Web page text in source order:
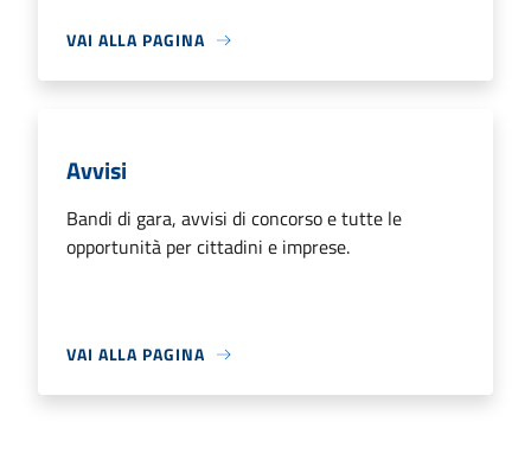
VAI ALLA PAGINA
Avvisi
Bandi di gara, avvisi di concorso e tutte le
opportunità per cittadini e imprese.
VAI ALLA PAGINA